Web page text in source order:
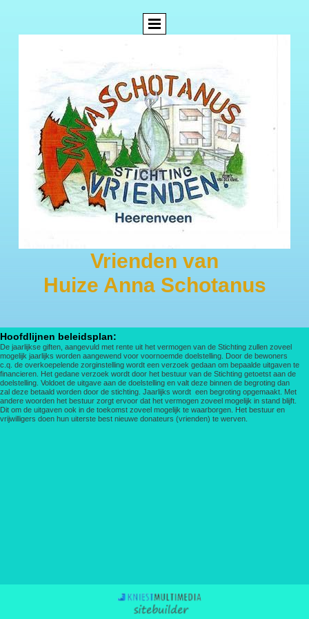
Vrienden van
Huize Anna Schotanus
Hoofdlijnen beleidsplan:
De jaarlijkse giften, aangevuld met rente uit het vermogen van de Stichting zullen zoveel
mogelijk jaarlijks worden aangewend voor voornoemde doelstelling. Door de bewoners
c.q. de overkoepelende zorginstelling wordt een verzoek gedaan om bepaalde uitgaven te
financieren. Het gedane verzoek wordt door het bestuur van de Stichting getoetst aan de
doelstelling. Voldoet de uitgave aan de doelstelling en valt deze binnen de begroting dan
zal deze betaald worden door de stichting. Jaarlijks wordt een begroting opgemaakt. Met
andere woorden het bestuur zorgt ervoor dat het vermogen zoveel mogelijk in stand blijft.
Dit om de uitgaven ook in de toekomst zoveel mogelijk te waarborgen. Het bestuur en
vrijwilligers doen hun uiterste best nieuwe donateurs (vrienden) te werven.